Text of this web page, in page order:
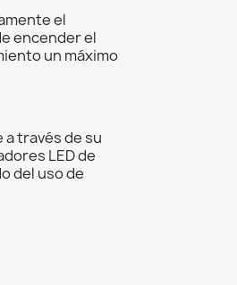
el
encender el
un máximo
a través de su
LED de
del uso de